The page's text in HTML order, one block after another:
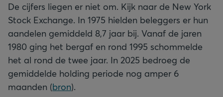
De cijfers liegen er niet om. Kijk naar de New York
Stock Exchange. In 1975 hielden beleggers er hun
aandelen gemiddeld 8,7 jaar bij. Vanaf de jaren
1980 ging het bergaf en rond 1995 schommelde
het al rond de twee jaar. In 2025 bedroeg de
gemiddelde holding periode nog amper 6
maanden (bron).